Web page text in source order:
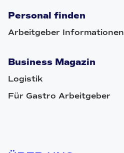
Personal finden
Arbeitgeber Informationen
Business Magazin
Logistik
Für Gastro Arbeitgeber